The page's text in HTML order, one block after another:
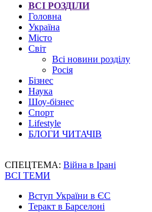
ВСІ РОЗДІЛИ
Головна
Україна
Місто
Світ
Всі новини розділу
Росія
Бізнес
Наука
Шоу-бізнес
Спорт
Lifestyle
БЛОГИ ЧИТАЧІВ
СПЕЦТЕМА: Війна в Ірані
ВСІ ТЕМИ
Вступ України в ЄС
Теракт в Барселоні